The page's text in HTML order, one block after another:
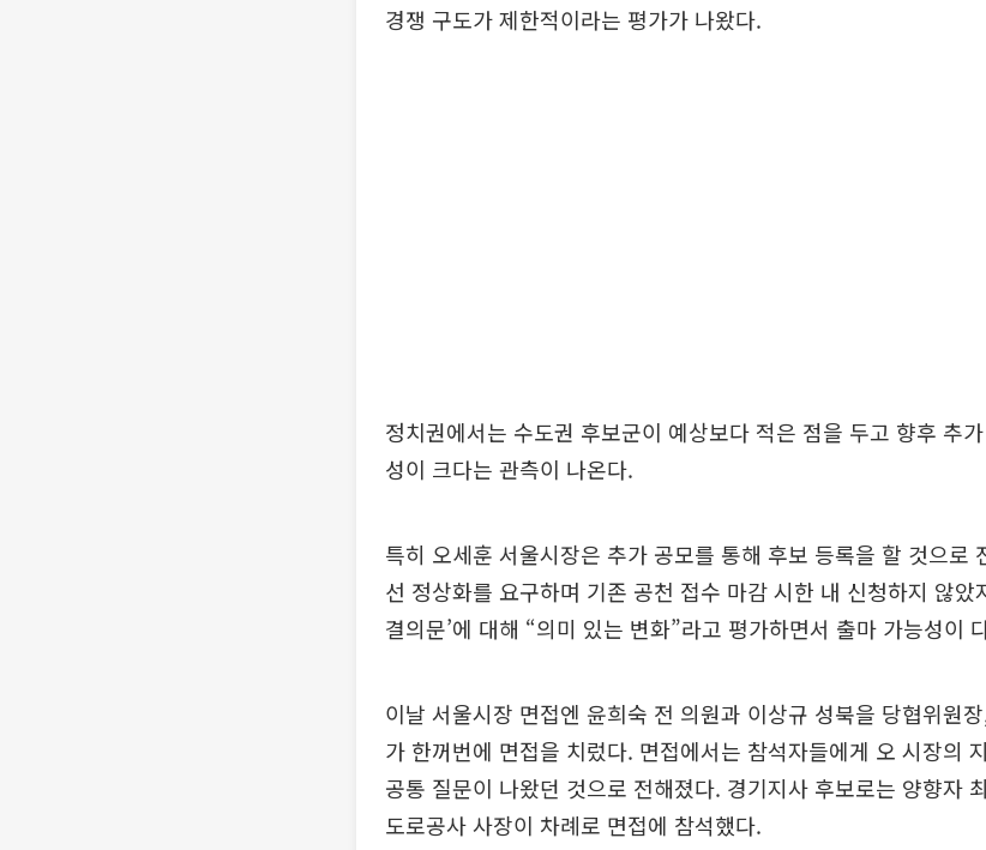
경쟁 구도가 제한적이라는 평가가 나왔다.
정치권에서는 수도권 후보군이 예상보다 적은 점을 두고 향후 추
성이 크다는 관측이 나온다.
특히 오세훈 서울시장은 추가 공모를 통해 후보 등록을 할 것으로
선 정상화를 요구하며 기존 공천 접수 마감 시한 내 신청하지 않았
결의문’에 대해 “의미 있는 변화”라고 평가하면서 출마 가능성이
이날 서울시장 면접엔 윤희숙 전 의원과 이상규 성북을 당협위원
가 한꺼번에 면접을 치렀다. 면접에서는 참석자들에게 오 시장의
공통 질문이 나왔던 것으로 전해졌다. 경기지사 후보로는 양향자
도로공사 사장이 차례로 면접에 참석했다.